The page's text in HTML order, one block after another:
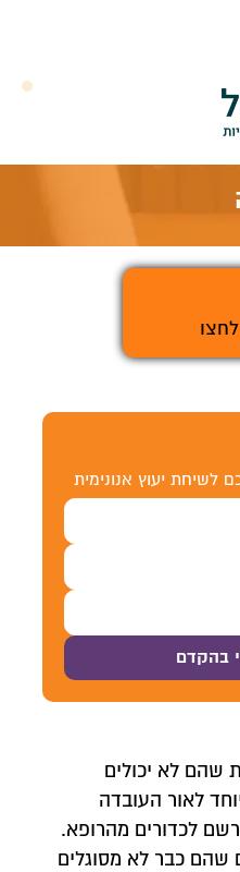
לשיחת יעוץ אנונימית
שהם לא יכולים
לאור העובדה
לכדורים מהרופא.
שהם כבר לא מסוגלים